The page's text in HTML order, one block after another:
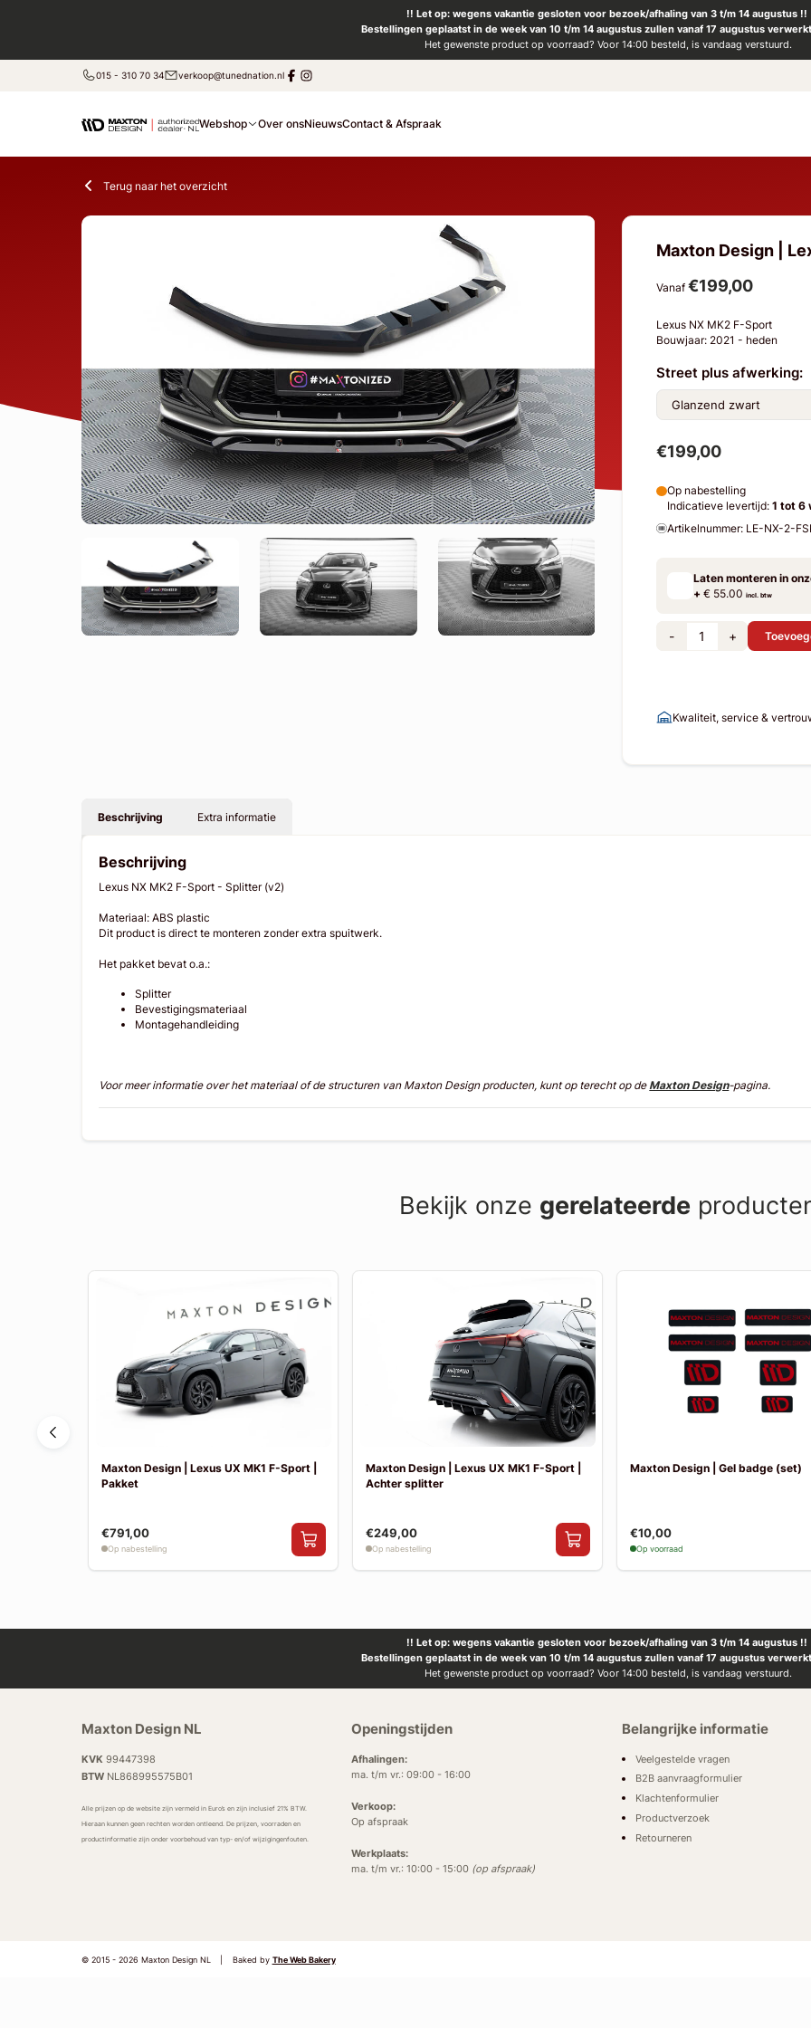
!! Let op: wegens vakantie gesloten voor bezoek/afhaling van 3 t/m 14 augustus !!
Bestellingen geplaatst in de week van 10 t/m 14 augustus zullen vanaf 17 augustus
Het gewenste product op voorraad? Voor 14:00 besteld, is vandaag verstuurd.
015 - 310 70 34 verkoop@tunednation.nl
Webshop Over onsNieuwsContact & Afspraak
Terug naar het overzicht
Maxton Design |
Vanaf €199,00
Lexus NX MK2 F-Sport
Bouwjaar: 2021 - heden
Street plus afwerking:
€199,00
Op nabestelling
Indicatieve levertijd: 1 tot 6
Artikelnummer: LE-NX-2-
Laten monteren in
+€ 55.00 incl. btw
- +
Kwaliteit, service &
Beschrijving Extra informatie
Beschrijving
Lexus NX MK2 F-Sport - Splitter (v2)
Materiaal: ABS plastic
Dit product is direct te monteren zonder extra spuitwerk.
Het pakket bevat o.a.:
Splitter
Bevestigingsmateriaal
Montagehandleiding
Voor meer informatie over het materiaal of de structuren van Maxton Design producten, kunt op terecht op deMaxton Design-pagina.
Bekijk onze gerelateerde
Maxton Design | Lexus UX MK1 F-Sport |
Pakket
€791,00
Op nabestelling
Maxton Design | Lexus UX MK1 F-Sport |
Achter splitter
€249,00
Op nabestelling
Maxton Design | Gel badge (set)
€10,00
Op voorraad
!! Let op: wegens vakantie gesloten voor bezoek/afhaling van 3 t/m 14 augustus !!
Bestellingen geplaatst in de week van 10 t/m 14 augustus zullen vanaf 17 augustus
Het gewenste product op voorraad? Voor 14:00 besteld, is vandaag verstuurd.
Maxton Design NL
KVK 99447398
BTWNL868995575B01
Alle prijzen op de website zijn vermeld in Euro’s en zijn inclusief 21% BTW.
Hieraan kunnen geen rechten worden ontleend. De prijzen, voorraden en
productinformatie zijn onder voorbehoud van typ- en/of wijzigingenfouten.
Openingstijden
Afhalingen:
ma. t/m vr.: 09:00 - 16:00
Verkoop:
Op afspraak
Werkplaats:
ma. t/m vr.: 10:00 - 15:00 (op afspraak)
Belangrijke informatie
Veelgestelde vragen
B2B aanvraagformulier
Klachtenformulier
Productverzoek
Retourneren
© 2015 - 2026 Maxton Design NL Baked by The Web Bakery